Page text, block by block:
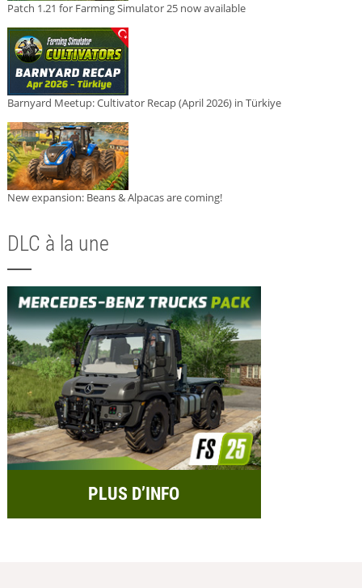
Patch 1.21 for Farming Simulator 25 now available
Barnyard Meetup: Cultivator Recap (April 2026) in Türkiye
New expansion: Beans & Alpacas are coming!
DLC à la une
PLUS D’INFO